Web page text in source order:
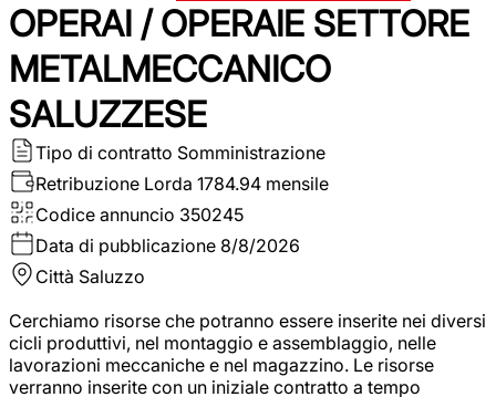
OPERAI / OPERAIE SETTORE
METALMECCANICO
SALUZZESE
Tipo di contratto Somministrazione
Retribuzione Lorda 1784.94 mensile
Codice annuncio 350245
Data di pubblicazione 8/8/2026
Città Saluzzo
Cerchiamo risorse che potranno essere inserite nei diversi
cicli produttivi, nel montaggio e assemblaggio, nelle
lavorazioni meccaniche e nel magazzino. Le risorse
verranno inserite con un iniziale contratto a tempo